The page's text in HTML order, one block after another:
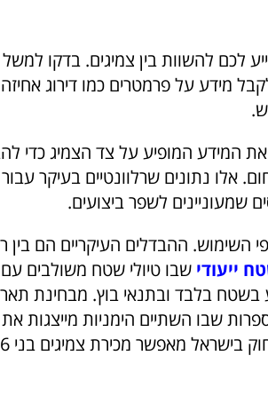
לכם להשוות בין צמיגים. בדקו
מידע על פרמטרים כמו דירוג
המידע המופיע על צד הצמיג כדי
אלו נתונים שרלוונטיים בעיקר
שמעוניינים לשפר ביצועים.
השימוש. ההבדלים העיקריים הם בין
ייעודי שבו טיולי שטח משולבים
בשטח בלבד ובתנאי בוץ. מבחינת
שבו השתיים הימניות מייצגות